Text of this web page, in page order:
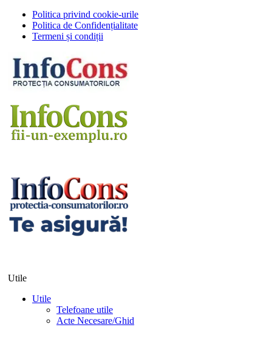
Politica privind cookie-urile
Politica de Confidențialitate
Termeni și condiții
Utile
Utile
Telefoane utile
Acte Necesare/Ghid